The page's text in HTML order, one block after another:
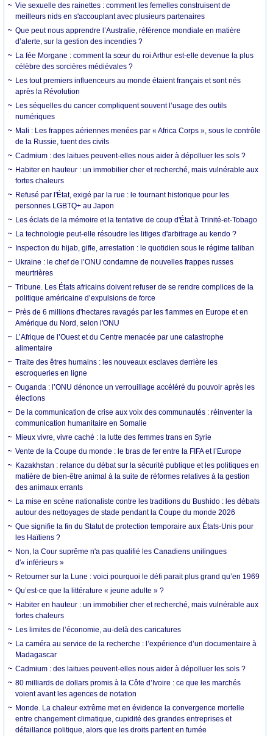
Vie sexuelle des rainettes : comment les femelles construisent de
meilleurs nids en s'accouplant avec plusieurs partenaires
Que peut nous apprendre l’Australie, référence mondiale en matière
d’alerte, sur la gestion des incendies ?
La fée Morgane : comment la sœur du roi Arthur est-elle devenue la plus
célèbre des sorcières médiévales ?
Les tout premiers influenceurs au monde étaient français et sont nés
après la Révolution
Les séquelles du cancer compliquent souvent l’usage des outils
numériques
Mali : Les frappes aériennes menées par « Africa Corps », sous le contrôle
de la Russie, tuent des civils
Cadmium : des laitues peuvent-elles nous aider à dépolluer les sols ?
Habiter en hauteur : un immobilier cher et recherché, mais vulnérable aux
fortes chaleurs
Refusé par l'État, exigé par la rue : le tournant historique pour les
personnes LGBTQ+ au Japon
Les éclats de la mémoire et la tentative de coup d'État à Trinité-et-Tobago
La technologie peut-elle résoudre les litiges d'arbitrage au kendo ?
Inspection du hijab, gifle, arrestation : le quotidien sous le régime taliban
Ukraine : le chef de l’ONU condamne de nouvelles frappes russes
meurtrières
Tribune. Les États africains doivent refuser de se rendre complices de la
politique américaine d’expulsions de force
Près de 6 millions d'hectares ravagés par les flammes en Europe et en
Amérique du Nord, selon l'ONU
L’Afrique de l’Ouest et du Centre menacée par une catastrophe
alimentaire
Traite des êtres humains : les nouveaux esclaves derrière les
escroqueries en ligne
Ouganda : l’ONU dénonce un verrouillage accéléré du pouvoir après les
élections
De la communication de crise aux voix des communautés : réinventer la
communication humanitaire en Somalie
Mieux vivre, vivre caché : la lutte des femmes trans en Syrie
Vente de la Coupe du monde : le bras de fer entre la FIFA et l’Europe
Kazakhstan : relance du débat sur la sécurité publique et les politiques en
matière de bien-être animal à la suite de réformes relatives à la gestion
des animaux errants
La mise en scène nationaliste contre les traditions du Bushido : les débats
autour des nettoyages de stade pendant la Coupe du monde 2026
Que signifie la fin du Statut de protection temporaire aux États-Unis pour
les Haïtiens ?
Non, la Cour suprême n'a pas qualifié les Canadiens unilingues
d'« inférieurs »
Retourner sur la Lune : voici pourquoi le défi parait plus grand qu’en 1969
Qu’est-ce que la littérature « jeune adulte » ?
Habiter en hauteur : un immobilier cher et recherché, mais vulnérable aux
fortes chaleurs
Les limites de l’économie, au-delà des caricatures
La caméra au service de la recherche : l’expérience d’un documentaire à
Madagascar
Cadmium : des laitues peuvent-elles nous aider à dépolluer les sols ?
80 milliards de dollars promis à la Côte d’Ivoire : ce que les marchés
voient avant les agences de notation
Monde. La chaleur extrême met en évidence la convergence mortelle
entre changement climatique, cupidité des grandes entreprises et
défaillance politique, alors que les droits partent en fumée